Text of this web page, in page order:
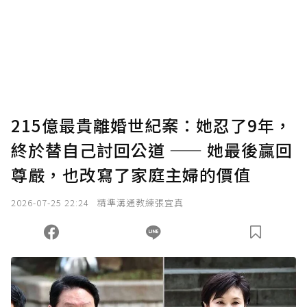
215億最貴離婚世紀案：她忍了9年，
終於替自己討回公道 —— 她最後贏回
尊嚴，也改寫了家庭主婦的價值
2026-07-25 22:24 精準溝通教練張宜真